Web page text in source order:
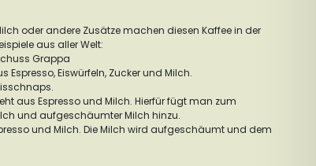
oder andere Zusätze machen diesen Kaffee in der
aus aller Welt:
Grappa
Espresso, Eiswürfeln, Zucker und Milch.
aus Espresso und Milch. Hierfür fügt man zum
und aufgeschäumter Milch hinzu.
und Milch. Die Milch wird aufgeschäumt und dem